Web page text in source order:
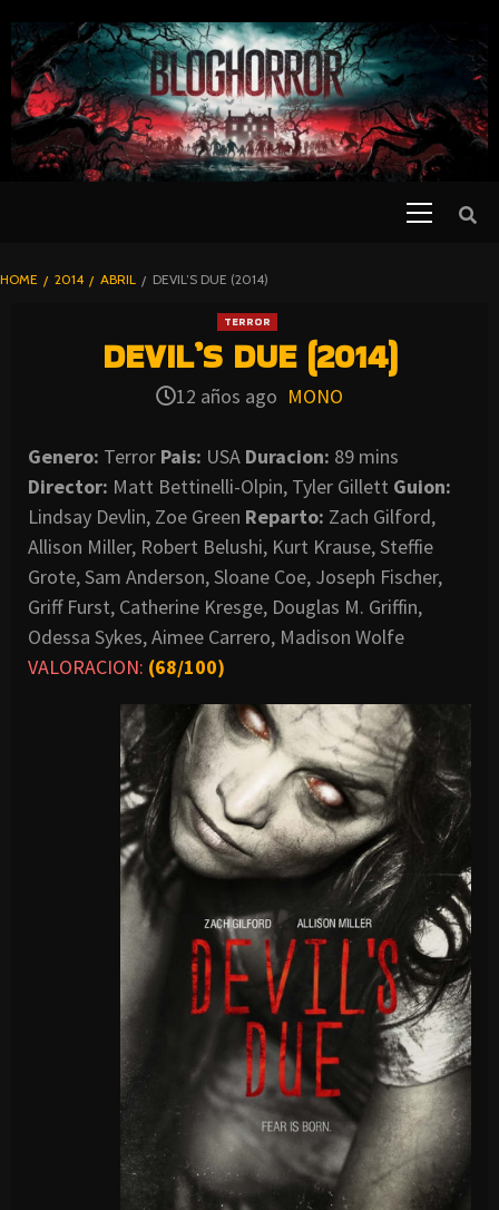
TO
CONTENT
BLOGHORROR
HOME 2014 ABRIL DEVIL’S DUE (2014)
TERROR
DEVIL’S DUE (2014)
12 años ago MONO
Genero: Terror Pais: USA Duracion: 89 mins
Director: Matt Bettinelli-Olpin, Tyler Gillett Guion:
Lindsay Devlin, Zoe Green Reparto: Zach Gilford,
Allison Miller, Robert Belushi, Kurt Krause, Steffie
Grote, Sam Anderson, Sloane Coe, Joseph Fischer,
Griff Furst, Catherine Kresge, Douglas M. Griffin,
Odessa Sykes, Aimee Carrero, Madison Wolfe
VALORACION: (68/100)